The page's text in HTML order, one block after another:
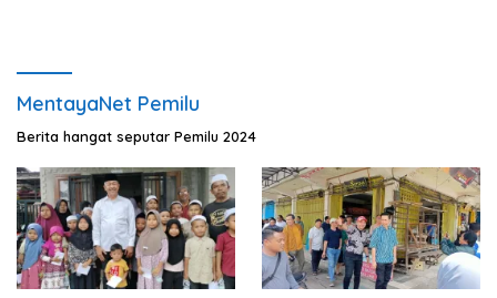
MentayaNet Pemilu
Berita hangat seputar Pemilu 2024